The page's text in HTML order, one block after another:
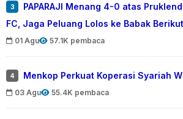
3
PAPARAJI Menang 4-0 atas
FC, Jaga Peluang Lolos ke Babak
01 Agu 57.1K pembaca
4 Menkop Perkuat Koperasi Syariah
03 Agu 55.4K pembaca